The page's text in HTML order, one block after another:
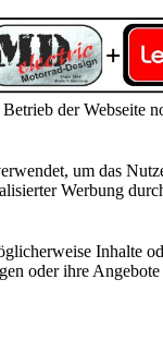
Cookies, um
auch in einem
der Webseite
um das
Werbung
Inhalte
oder ihre